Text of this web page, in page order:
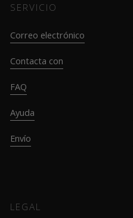
SERVICIO
Correo electrónico
Contacta con
FAQ
Ayuda
Envío
LEGAL